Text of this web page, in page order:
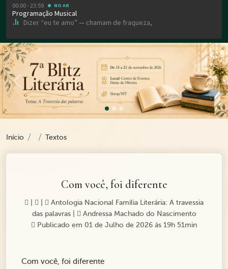
Previous
Início Textos
Com você, foi diferente
Antologia Nacional Família Literária: A travessia
das palavras|
Andressa Machado do Nascimento
Publicado em 01 de Julho de 2026 ás 19h 51min
Com você, foi diferente